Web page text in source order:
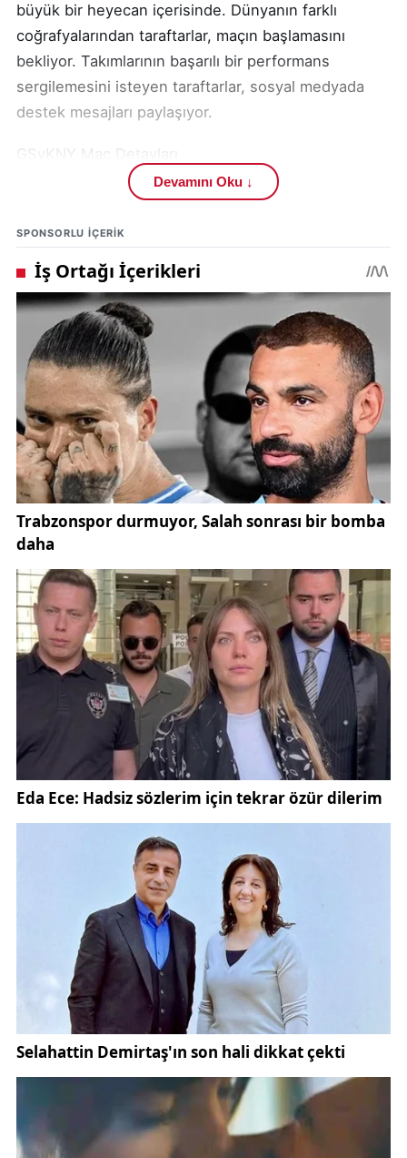
büyük bir heyecan içerisinde. Dünyanın farklı
coğrafyalarından taraftarlar, maçın başlamasını
bekliyor. Takımlarının başarılı bir performans
sergilemesini isteyen taraftarlar, sosyal medyada
destek mesajları paylaşıyor.
GSvKNY Maç Detayları
Galatasaray ve T Konyaspor arasındaki müsabaka,
bekleniyor. Maçın sonuçlanması ile ilgili tahminler
yapılmakta ve takımların performansı
değerlendirilmektedir. Maçın oynanacağı stadyum
ve diğer detaylar ise henüz açıklanmadı.
Devamını Oku ↓
SPONSORLU IÇERIK